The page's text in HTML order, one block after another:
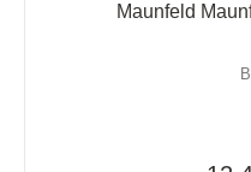
Maunfeld